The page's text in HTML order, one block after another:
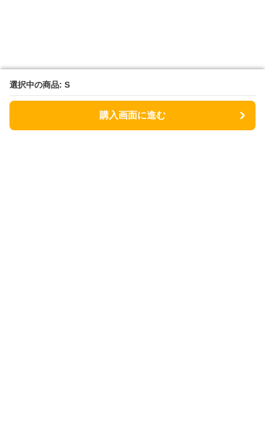
選択中の商品: S
購入画面に進む
選択中の商品: S
購入画面に進む